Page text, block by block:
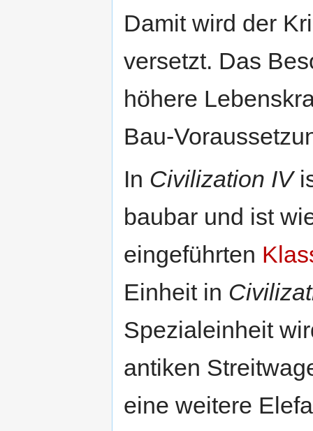
Damit wird der
versetzt. Das
höhere
Bau-
In Civilization IV
baubar und ist
eingeführten
Einheit in
Spezialeinheit
antiken
eine weitere